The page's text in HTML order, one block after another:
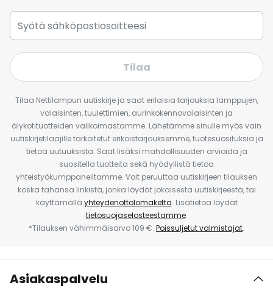
Tilaa
Tilaa Nettilampun uutiskirje ja saat erilaisia tarjouksia lamppujen,
valaisinten, tuulettimien, aurinkokennovalaisinten ja
älykotituotteiden valikoimastamme. Lähetämme sinulle myös vain
uutiskirjetilaajille tarkoitetut erikoistarjouksemme, tuotesuosituksia ja
tietoa uutuuksista. Saat lisäksi mahdollisuuden arvioida ja
suositella tuotteita sekä hyödyllistä tietoa
yhteistyökumppaneiltamme. Voit peruuttaa uutiskirjeen tilauksen
koska tahansa linkistä, jonka löydät jokaisesta uutiskirjeestä, tai
käyttämällä yhteydenottolomaketta. Lisätietoa löydät
tietosuojaselosteestamme.
*Tilauksen vähimmäisarvo 109 €. Poissuljetut valmistajat.
Asiakaspalvelu